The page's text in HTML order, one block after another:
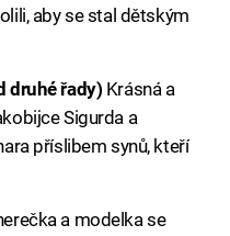
aby se stal dětským
druhé řady) Krásná a
Sigurda a
příslibem synů, kteří
a modelka se